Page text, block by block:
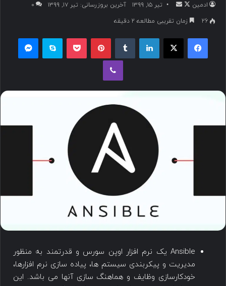
ادمین تیر ۱۵, ۱۳۹۹ آخرین بروزرسانی: تیر ۱۷, ۱۳۹۹
۰
26
زمان تقریبی مطالعه 2 دقیقه
Ansible یک نرم افزار اوپن سورس و قدرتمند به منظور
مدیریت و پیکربندی سیستم ها، پیاده سازی نرم افزارها،
خودکارسازی وظایف و هماهنگ سازی آنها می باشد. این